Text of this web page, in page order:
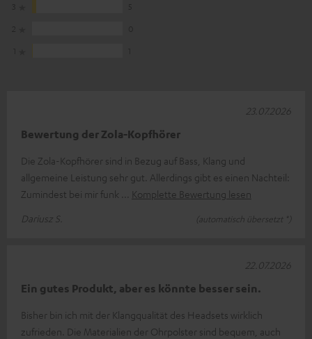
Bewertung der Zola-Kopfhörer
Die Zola-Kopfhörer sind in Bezug auf Bass, Klang und
allgemeine Leistung sehr gut. Allerdings gibt es einen Nachteil:
Zumindest bei mir funk
Komplette Bewertung lesen
Dariusz S.
(automatisch übersetzt *)
23.07.2026
Ein gutes Produkt, aber es könnte besser sein.
Bisher bin ich mit der Klangqualität des Headsets wirklich
zufrieden. Die Materialien der Ohrpolster sind bequem, auch
22.07.2026